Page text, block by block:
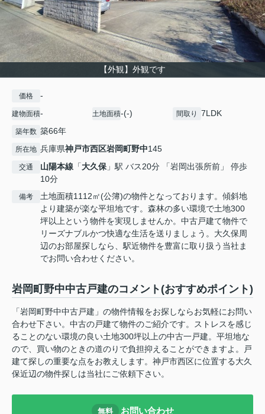
【外観】外観です
価格 -
建物面積- 土地面積-(-) 間取り 7LDK
築年数 築66年
所在地 兵庫県神戸市西区岩岡町野中145
交通 山陽本線 「大久保」駅 バス20分 「岩岡出張所前」 停歩
10分
備考
土地面積1112㎡(公簿)の物件となっております。傾斜地
より建築が楽な平坦地です。森林の多い環境で土地300
坪以上という物件を実現しませんか。中古戸建て物件で
リーズナブルかつ快適な生活を送りましょう。大久保周
辺のお部屋探しなら、駅近物件を豊富に取り扱う当社ま
でお問い合わせください。
岩岡町野中中古戸建のコメント(おすすめポイント)
「岩岡町野中中古戸建」の物件情報をお探しならお気軽にお問い
合わせ下さい。中古の戸建て物件のご紹介です。ストレスを感じ
ることのない環境の良い土地300坪以上の中古一戸建。平坦地な
ので、買い物のときの道のりで負担抑えることができますよ。戸
建て探しの重要な点をお教えします。神戸市西区に位置する大久
保近辺の物件探しは当社にご依頼下さい。
無料 お問い合わせ